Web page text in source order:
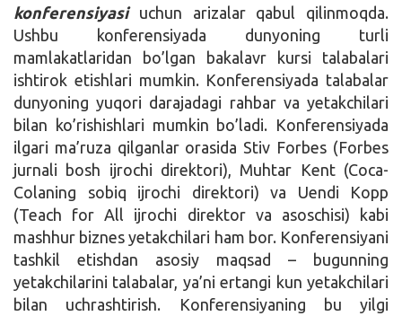
konferensiyasiuchun arizalar qabul qilinmoqda.
Ushbu konferensiyada dunyoning turli
mamlakatlaridan bo’lgan bakalavr kursi talabalari
ishtirok etishlari mumkin. Konferensiyada talabalar
dunyoning yuqori darajadagi rahbar va yetakchilari
bilan ko’rishishlari mumkin bo’ladi. Konferensiyada
ilgari ma’ruza qilganlar orasida Stiv Forbes (Forbes
jurnali bosh ijrochi direktori), Muhtar Kent (Coca-
Colaning sobiq ijrochi direktori) va Uendi Kopp
(Teach for All ijrochi direktor va asoschisi) kabi
mashhur biznes yetakchilari ham bor. Konferensiyani
tashkil etishdan asosiy maqsad – bugunning
yetakchilarini talabalar, ya’ni ertangi kun yetakchilari
bilan uchrashtirish. Konferensiyaning bu yilgi